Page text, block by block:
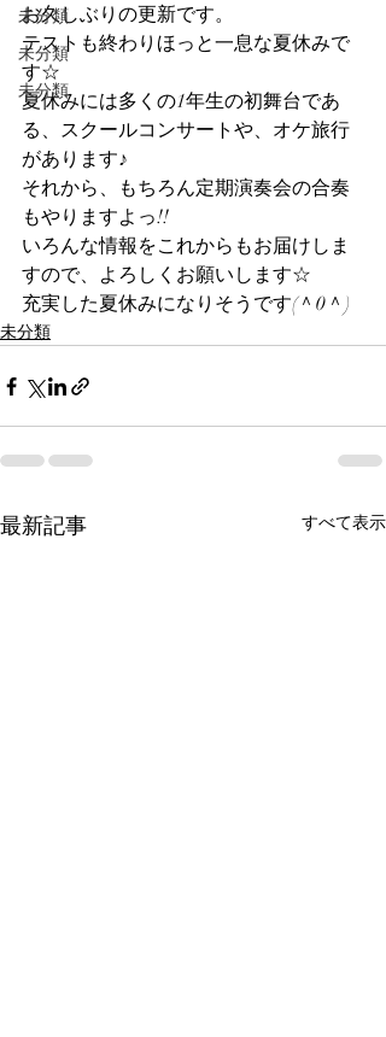
未分類
未分類
未分類
お久しぶりの更新です。
テストも終わりほっと一息な夏休みで
す☆
夏休みには多くの1年生の初舞台であ
る、スクールコンサートや、オケ旅行
があります♪
それから、もちろん定期演奏会の合奏
もやりますよっ!!
いろんな情報をこれからもお届けしま
すので、よろしくお願いします☆
充実した夏休みになりそうです(＾0＾)
未分類
最新記事 すべて表示